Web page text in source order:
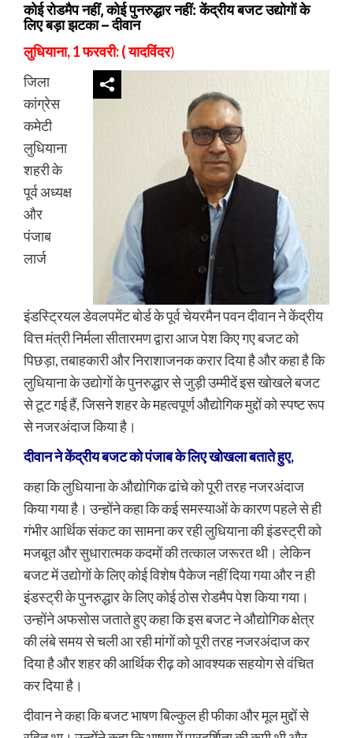
कोई रोडमैप नहीं, कोई पुनरुद्धार नहीं: केंद्रीय बजट उद्योगों के
लिए बड़ा झटका – दीवान
लुधियाना, 1 फरवरी:( यादविंदर)
जिला
कांग्रेस
कमेटी
लुधियाना
शहरी के
पूर्व अध्यक्ष
और
पंजाब
लार्ज
इंडस्ट्रियल डेवलपमेंट बोर्ड के पूर्व चेयरमैन पवन दीवान ने केंद्रीय
वित्त मंत्री निर्मला सीतारमण द्वारा आज पेश किए गए बजट को
पिछड़ा, तबाहकारी और निराशाजनक करार दिया है और कहा है कि
लुधियाना के उद्योगों के पुनरुद्धार से जुड़ी उम्मीदें इस खोखले बजट
से टूट गई हैं, जिसने शहर के महत्वपूर्ण औद्योगिक मुद्दों को स्पष्ट रूप
से नजरअंदाज किया है।
दीवान ने केंद्रीय बजट को पंजाब के लिए खोखला बताते हुए,
कहा कि लुधियाना के औद्योगिक ढांचे को पूरी तरह नजरअंदाज
किया गया है। उन्होंने कहा कि कई समस्याओं के कारण पहले से ही
गंभीर आर्थिक संकट का सामना कर रही लुधियाना की इंडस्ट्री को
मजबूत और सुधारात्मक कदमों की तत्काल जरूरत थी। लेकिन
बजट में उद्योगों के लिए कोई विशेष पैकेज नहीं दिया गया और न ही
इंडस्ट्री के पुनरुद्धार के लिए कोई ठोस रोडमैप पेश किया गया।
उन्होंने अफसोस जताते हुए कहा कि इस बजट ने औद्योगिक क्षेत्र
की लंबे समय से चली आ रही मांगों को पूरी तरह नजरअंदाज कर
दिया है और शहर की आर्थिक रीढ़ को आवश्यक सहयोग से वंचित
कर दिया है।
दीवान ने कहा कि बजट भाषण बिल्कुल ही फीका और मूल मुद्दों से